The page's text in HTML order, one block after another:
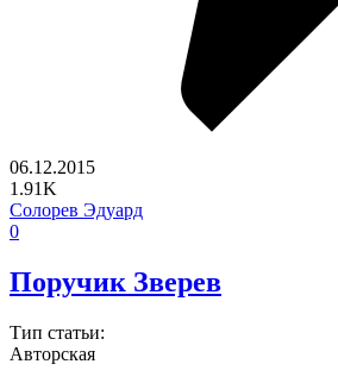
06.12.2015
1.91K
Солорев Эдуард
0
Поручик Зверев
Тип статьи:
Авторская